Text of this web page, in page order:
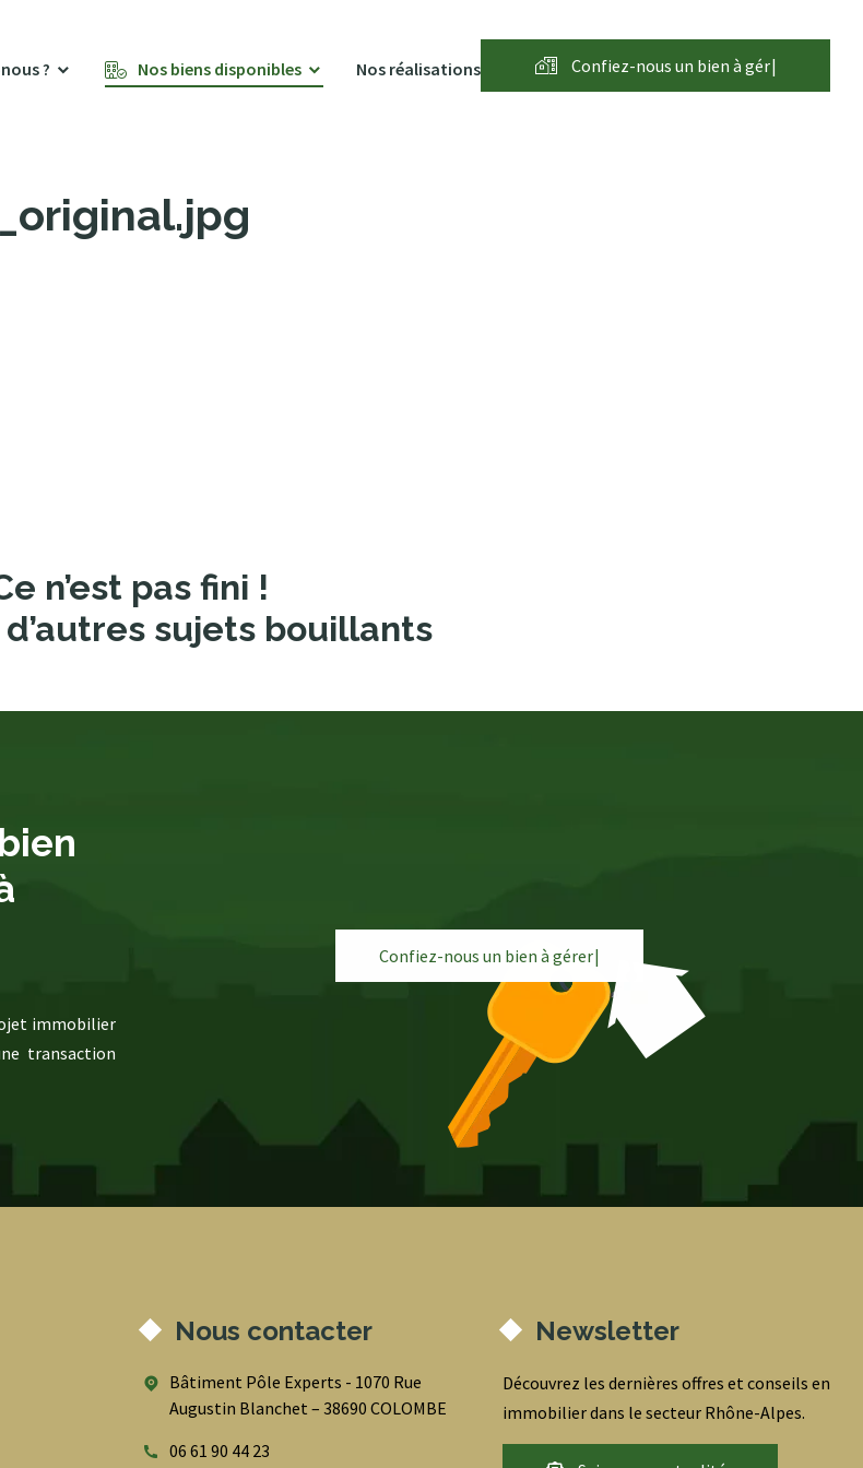
? Nos biens disponibles Nos réalisations Confiez-nous un bien àgérer
n’est pas fini !
d’autres sujets bouillants
immobilier
transaction
Confiez-nous un bien àgére|
Nous contacter
Bâtiment Pôle Experts - 1070 Rue
Augustin Blanchet – 38690 COLOMBE
06 61 90 44 23
Newsletter
Découvrez les dernières offres et conseils en
immobilier dans le secteur Rhône-Alpes.